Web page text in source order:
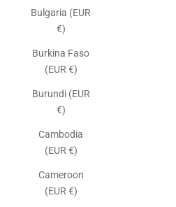
Bulgaria (EUR
€)
Burkina Faso
(EUR €)
Burundi (EUR
€)
Cambodia
(EUR €)
Cameroon
(EUR €)